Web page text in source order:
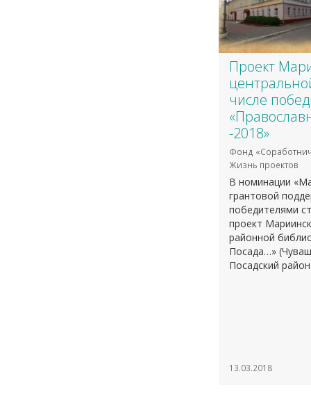
Проект
числе
-2018»
Фонд
Жизнь проектов
В номинации
грантовой
победителями
проект
районной
Посада…»
Посадский
13.03.2018